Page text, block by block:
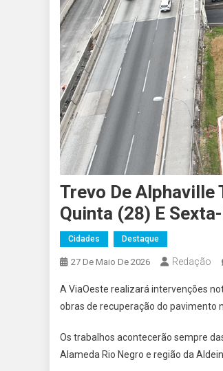
Trevo De
Quinta (28) E
Cidades Destaque
27 De Maio De 2026 Redação
A ViaOeste realizará intervenções
obras de recuperação do pavimento
Os trabalhos acontecerão sempre
Alameda Rio Negro e região da